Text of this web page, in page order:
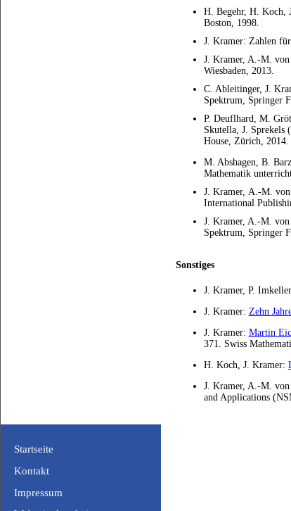
H. Begehr, H. Koch,
Boston, 1998.
J. Kramer: Zahlen
J. Kramer, A.-M. von
Wiesbaden, 2013.
C. Ableitinger, J.
Spektrum, Springer
P. Deuflhard, M.
Skutella, J. Sprekels
House, Zürich, 2014.
M. Abshagen, B.
Mathematik
J. Kramer, A.-M. von
International
J. Kramer, A.-M. von
Spektrum, Springer
Sonstiges
J. Kramer, P.
J. Kramer: Zehn
J. Kramer: Martin
371. Swiss
H. Koch, J. Kramer:
J. Kramer, A.-M.
and Applications (
Startseite
Kontakt
Impressum